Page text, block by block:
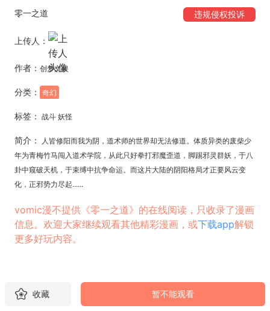
零一之道 违规侵权投诉
上传人：
作者： 创梦文娱
分类： 奇幻
标签： 战斗 妖怪
简介：
人皆修阳而我为阴，道术师的世界却无法修道。体质异类的废柴少
年为青梅竹马闯入道术学院，从此只好拳打邪魔歪道，脚踢邪灵群妖，于八
卦中窥破天机，于束缚中抗争命运。而这片大陆的阴阳格局才正要风云变
化，正邪势力尽起......
vomic漫不提供《零一之道》的在线阅读，只收录了漫画
信息。欢迎大家继续观看其他精彩漫画，或下载app解锁
更多好玩内容。
收藏 暂不能观看